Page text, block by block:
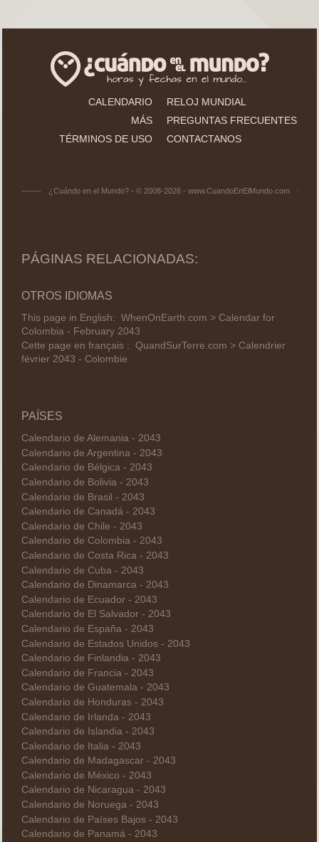
CALENDARIO
RELOJ MUNDIAL
MÁS
PREGUNTAS FRECUENTES
TÉRMINOS DE USO
CONTACTANOS
¿Cuándo en el Mundo? - © 2008-2026 - www.CuandoEnElMundo.com
PÁGINAS RELACIONADAS:
OTROS IDIOMAS
This page in English: WhenOnEarth.com > Calendar for
Colombia - February 2043
Cette page en français : QuandSurTerre.com > Calendrier
février 2043 - Colombie
PAÍSES
Calendario de Alemania - 2043
Calendario de Argentina - 2043
Calendario de Bélgica - 2043
Calendario de Bolivia - 2043
Calendario de Brasil - 2043
Calendario de Canadá - 2043
Calendario de Chile - 2043
Calendario de Colombia - 2043
Calendario de Costa Rica - 2043
Calendario de Cuba - 2043
Calendario de Dinamarca - 2043
Calendario de Ecuador - 2043
Calendario de El Salvador - 2043
Calendario de España - 2043
Calendario de Estados Unidos - 2043
Calendario de Finlandia - 2043
Calendario de Francia - 2043
Calendario de Guatemala - 2043
Calendario de Honduras - 2043
Calendario de Irlanda - 2043
Calendario de Islandia - 2043
Calendario de Italia - 2043
Calendario de Madagascar - 2043
Calendario de México - 2043
Calendario de Nicaragua - 2043
Calendario de Noruega - 2043
Calendario de Países Bajos - 2043
Calendario de Panamá - 2043